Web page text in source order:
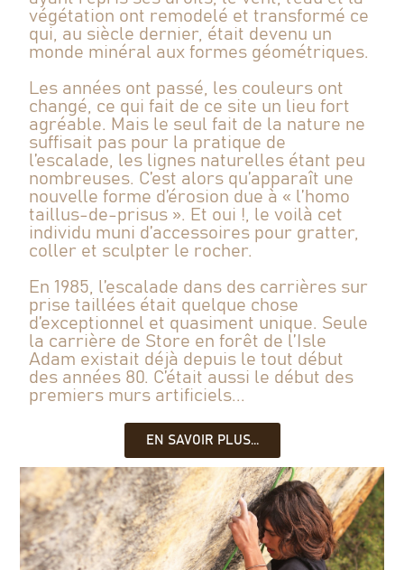
végétation ont remodelé et transformé ce
qui, au siècle dernier, était devenu un
monde minéral aux formes géométriques.
Les années ont passé, les couleurs ont
changé, ce qui fait de ce site un lieu fort
agréable. Mais le seul fait de la nature ne
suffisait pas pour la pratique de
l’escalade, les lignes naturelles étant peu
nombreuses. C’est alors qu’apparaît une
nouvelle forme d’érosion due à « l’homo
taillus-de-prisus ». Et oui !, le voilà cet
individu muni d’accessoires pour gratter,
coller et sculpter le rocher.
En 1985, l’escalade dans des carrières sur
prise taillées était quelque chose
d’exceptionnel et quasiment unique. Seule
la carrière de Store en forêt de l’Isle
Adam existait déjà depuis le tout début
des années 80. C’était aussi le début des
premiers murs artificiels...
EN SAVOIR PLUS...